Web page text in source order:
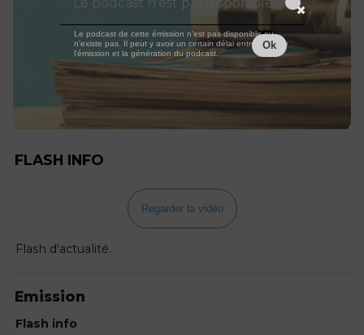
FLASH INFO
Regarder la vidéo
Flash d'actualité.
Emission
Flash info
Le podcast de cette émission n'est pas disponible ou
n'existe pas. Il peut y avoir un certain délai entre la fin de
l'émission et la génération du podcast.
Ok